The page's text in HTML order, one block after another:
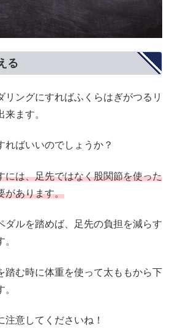
る
リングにすればふくらはぎがつるリ
ます。
ればいいのでしょうか？
には、足先ではなく股関節を使った
があります。
ダルを踏めば、足先の負担を減らす
踏む時に体重を使って太ももから下
注意してくださいね！